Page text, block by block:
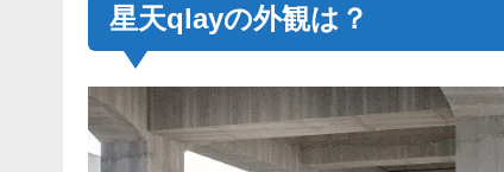
星天qlayの外観は？